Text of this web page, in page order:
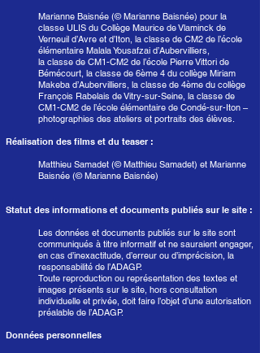
Marianne Baisnée (© Marianne Baisnée) pour la
classe ULIS du Collège Maurice de Vlaminck de
Verneuil d’Avre et d’Iton, la classe de CM2 de l’école
élémentaire Malala Yousafzai d’Aubervilliers,
la classe de CM1-CM2 de l’école Pierre Vittori de
Bémécourt, la classe de 6ème 4 du collège Miriam
Makeba d’Aubervilliers, la classe de 4ème du collège
François Rabelais de Vitry-sur-Seine, la classe de
CM1-CM2 de l’école élémentaire de Condé-sur-Iton –
photographies des ateliers et portraits des élèves.
Réalisation des films et du teaser :
Matthieu Samadet (© Matthieu Samadet) et Marianne
Baisnée (© Marianne Baisnée)
Statut des informations et documents publiés sur le site :
Les données et documents publiés sur le site sont
communiqués à titre informatif et ne sauraient engager,
en cas d’inexactitude, d’erreur ou d’imprécision, la
responsabilité de l’ADAGP.
Toute reproduction ou représentation des textes et
images présents sur le site, hors consultation
individuelle et privée, doit faire l’objet d’une autorisation
préalable de l’ADAGP.
Données personnelles